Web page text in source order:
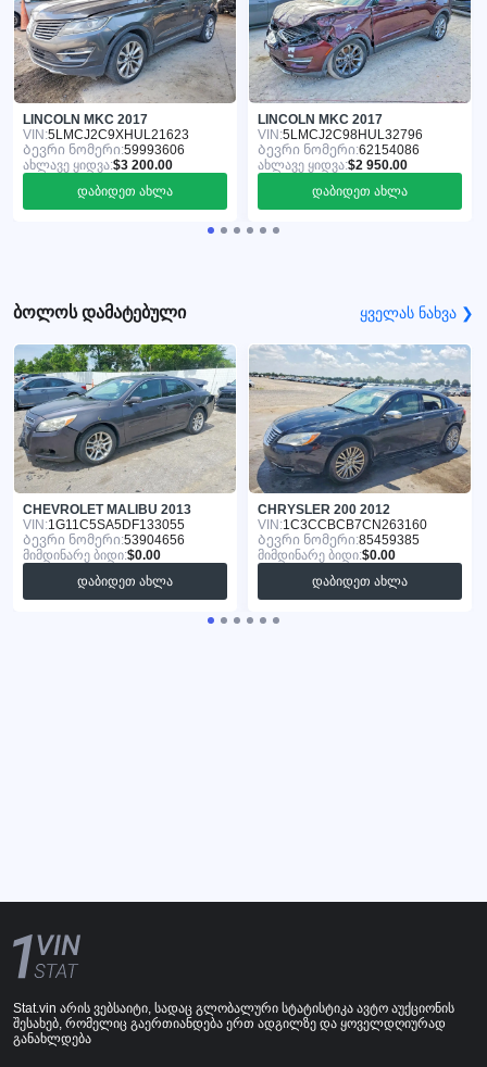
LINCOLN MKC 2017
VIN:5LMCJ2C9XHUL21623
Ბევრი ნომერი:59993606
ახლავე ყიდვა:$3 200.00
დაბიდეთ ახლა
LINCOLN MKC 2017
VIN:5LMCJ2C98HUL32796
Ბევრი ნომერი:62154086
ახლავე ყიდვა:$2 950.00
დაბიდეთ ახლა
ბოლოს დამატებული ყველას ნახვა ❯
CHEVROLET MALIBU 2013
VIN:1G11C5SA5DF133055
Ბევრი ნომერი:53904656
მიმდინარე ბიდი:$0.00
დაბიდეთ ახლა
CHRYSLER 200 2012
VIN:1C3CCBCB7CN263160
Ბევრი ნომერი:85459385
მიმდინარე ბიდი:$0.00
დაბიდეთ ახლა
Stat.vin არის ვებსაიტი, სადაც გლობალური სტატისტიკა ავტო აუქციონის
შესახებ, რომელიც გაერთიანდება ერთ ადგილზე და ყოველდღიურად
განახლდება